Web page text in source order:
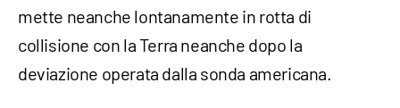
mette neanche lontanamente in rotta di
collisione con la Terra neanche dopo la
deviazione operata dalla sonda americana.